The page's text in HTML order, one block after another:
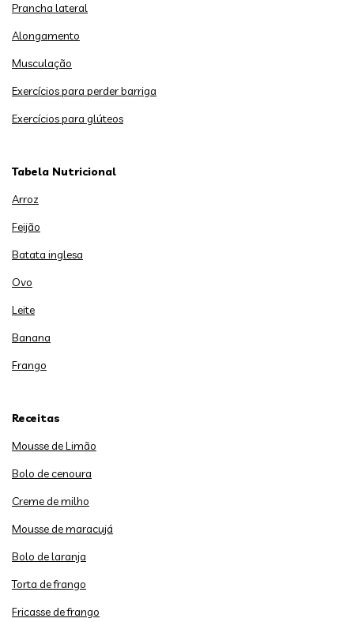
Prancha lateral
Alongamento
Musculação
Exercícios para perder barriga
Exercícios para glúteos
Tabela Nutricional
Arroz
Feijão
Batata inglesa
Ovo
Leite
Banana
Frango
Receitas
Mousse de Limão
Bolo de cenoura
Creme de milho
Mousse de maracujá
Bolo de laranja
Torta de frango
Fricasse de frango